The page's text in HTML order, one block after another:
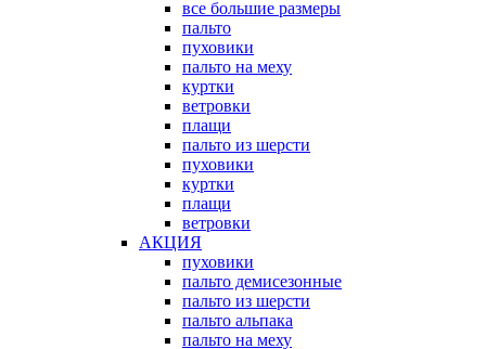
все большие размеры
пальто
пуховики
пальто на меху
куртки
ветровки
плащи
пальто из шерсти
пуховики
куртки
плащи
ветровки
АКЦИЯ
пуховики
пальто демисезонные
пальто из шерсти
пальто альпака
пальто на меху